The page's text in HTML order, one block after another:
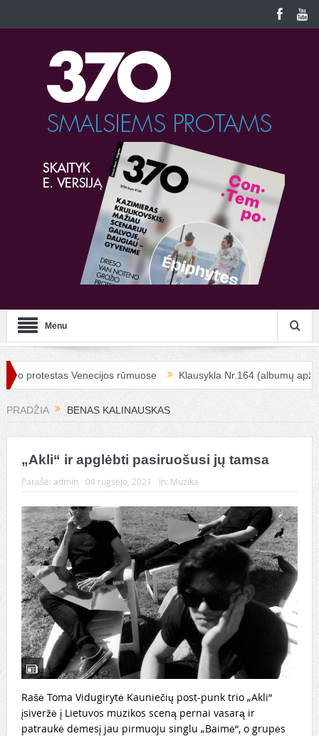
Menu
protestas Venecijos rūmuose Klausykla Nr.164 (albumų
PRADŽIA BENAS KALINAUSKAS
„Akli“ ir apglėbti pasiruošusi jų tamsa
Parašė: admin 04 rugsėjo, 2021 In: Muzika
Rašė Toma Vidugirytė Kauniečių post-punk trio „Akli“
įsiveržė į Lietuvos muzikos sceną pernai vasarą ir
patraukė dėmesį jau pirmuoju singlu „Baimė“, o grupės